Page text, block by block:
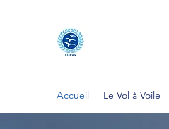
Accueil Le Vol à Voile